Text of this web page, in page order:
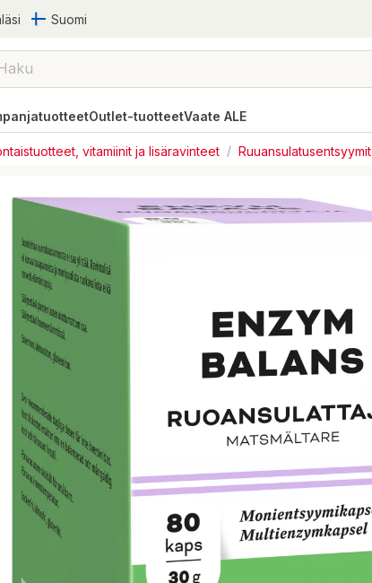
Suomi
Outlet-tuotteetVaate ALE
vitamiinit ja lisäravinteet / Ruuansulatusentsyymit